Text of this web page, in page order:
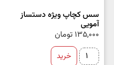
سس کچاپ ویژه دستساز
آمویی
135,000 تومان
خرید